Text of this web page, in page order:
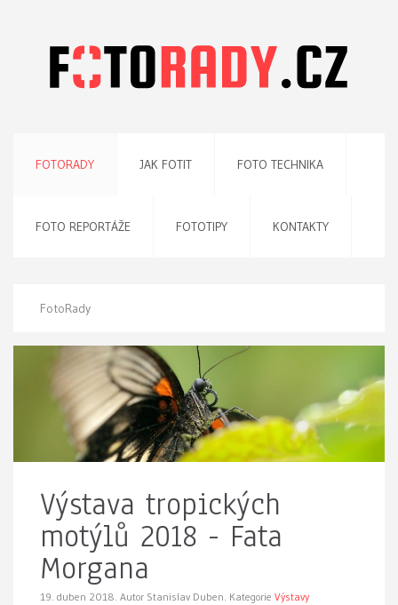
FOTORADY JAK FOTIT FOTO TECHNIKA
FOTO REPORTÁŽE FOTOTIPY KONTAKTY
FotoRady
Výstava tropických
motýlů 2018 - Fata
Morgana
19. duben 2018. Autor Stanislav Duben. Kategorie Výstavy